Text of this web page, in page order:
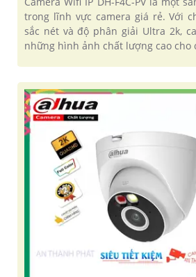
trong lĩnh vực camera giá rẻ. Với
sắc nét và độ phân giải Ultra 2k,
những hình ảnh chất lượng cao cho